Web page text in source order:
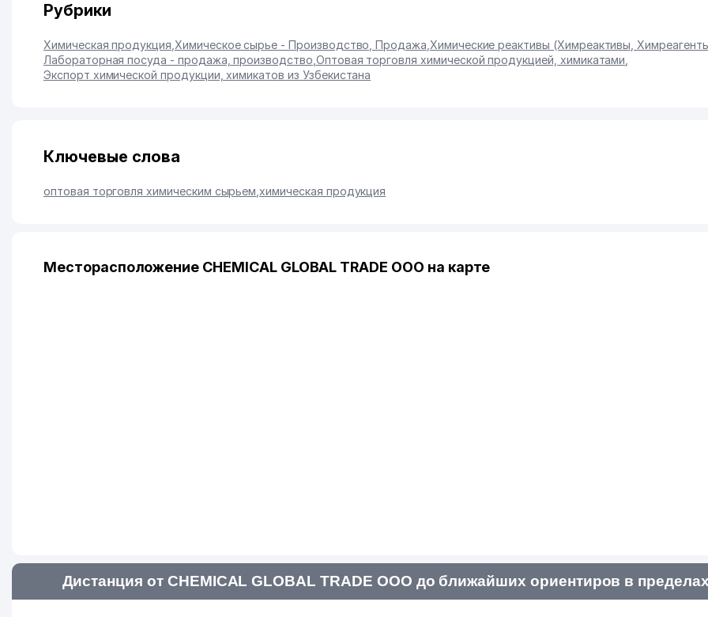
Рубрики
Химическая продукция Химическое сырье - Производство, Продажа Химические реактивы (Химреактивы,
Лабораторная посуда - продажа, производство Оптовая торговля химической продукцией, химикатами
Экспорт химической продукции, химикатов из Узбекистана
Ключевые слова
оптовая торговля химическим сырьем химическая продукция
Месторасположение CHEMICAL GLOBAL TRADE ООО на карте
Дистанция от CHEMICAL GLOBAL TRADE ООО до ближайших ориентиров в